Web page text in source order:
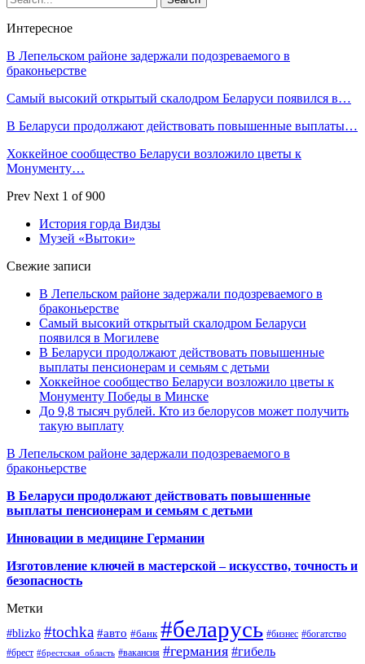
Интересное
В Лепельском районе задержали подозреваемого в
браконьерстве
Самый высокий открытый скалодром Беларуси появился в…
В Беларуси продолжают действовать повышенные выплаты…
Хоккейное сообщество Беларуси возложило цветы к
Монументу…
Prev Next 1 of 900
История горда Видзы
Музей «Вытоки»
Свежие записи
В Лепельском районе задержали подозреваемого в
браконьерстве
Самый высокий открытый скалодром Беларуси
появился в Могилеве
В Беларуси продолжают действовать повышенные
выплаты пенсионерам и семьям с детьми
Хоккейное сообщество Беларуси возложило цветы к
Монументу Победы в Минске
До 9,8 тысяч рублей. Кто из белорусов может получить
такую выплату
В Лепельском районе задержали подозреваемого в
браконьерстве
В Беларуси продолжают действовать повышенные
выплаты пенсионерам и семьям с детьми
Инновации в медицине Германии
Изготовление ключей в мастерской – искусство, точность и
безопасность
Метки
#blizko #tochka #авто #банк #беларусь #бизнес #богатство
#брест #брестская_область #вакансия #германия #гибель